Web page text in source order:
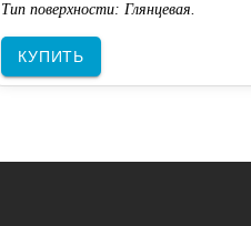
Тип поверхности: Глянцевая.
КУПИТЬ